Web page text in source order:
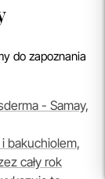
do zapoznania
- Samay,
bakuchiolem,
cały rok